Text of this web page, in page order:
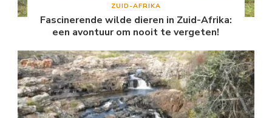
ZUID-AFRIKA
Fascinerende wilde dieren in Zuid-Afrika:
een avontuur om nooit te vergeten!